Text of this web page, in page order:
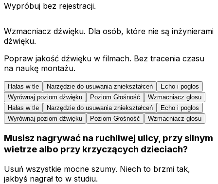
Wypróbuj bez rejestracji.
Wzmacniacz dźwięku. Dla osób, które nie są inżynierami
dźwięku.
Popraw jakość dźwięku w filmach. Bez tracenia czasu
na naukę montażu.
Hałas w tle Narzędzie do usuwania zniekształceń
Echo i pogłos
Wyrównaj poziom dźwięku
Poziom Głośność
Wzmacniacz głosu
Hałas w tle
Narzędzie do usuwania zniekształceń
Echo i pogłos
Wyrównaj poziom dźwięku
Poziom Głośność Wzmacniacz głosu
Musisz nagrywać na ruchliwej ulicy, przy silnym
wietrze albo przy krzyczących dzieciach?
Usuń wszystkie mocne szumy. Niech to brzmi tak,
jakbyś nagrał to w studiu.